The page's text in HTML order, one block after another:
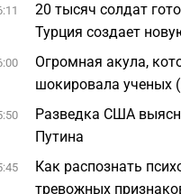
20 тысяч солдат
Турция создает
Огромная акула,
шокировала ученых
Разведка США
Путина
Как распознать
тревожных